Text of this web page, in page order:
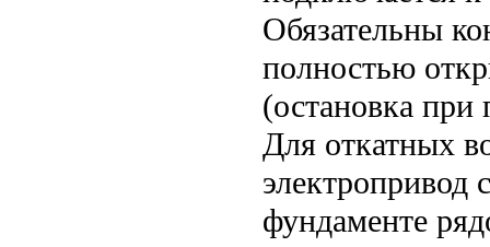
Обязательны
полностью
(остановка при
Для откатных
электропривод
фундаменте